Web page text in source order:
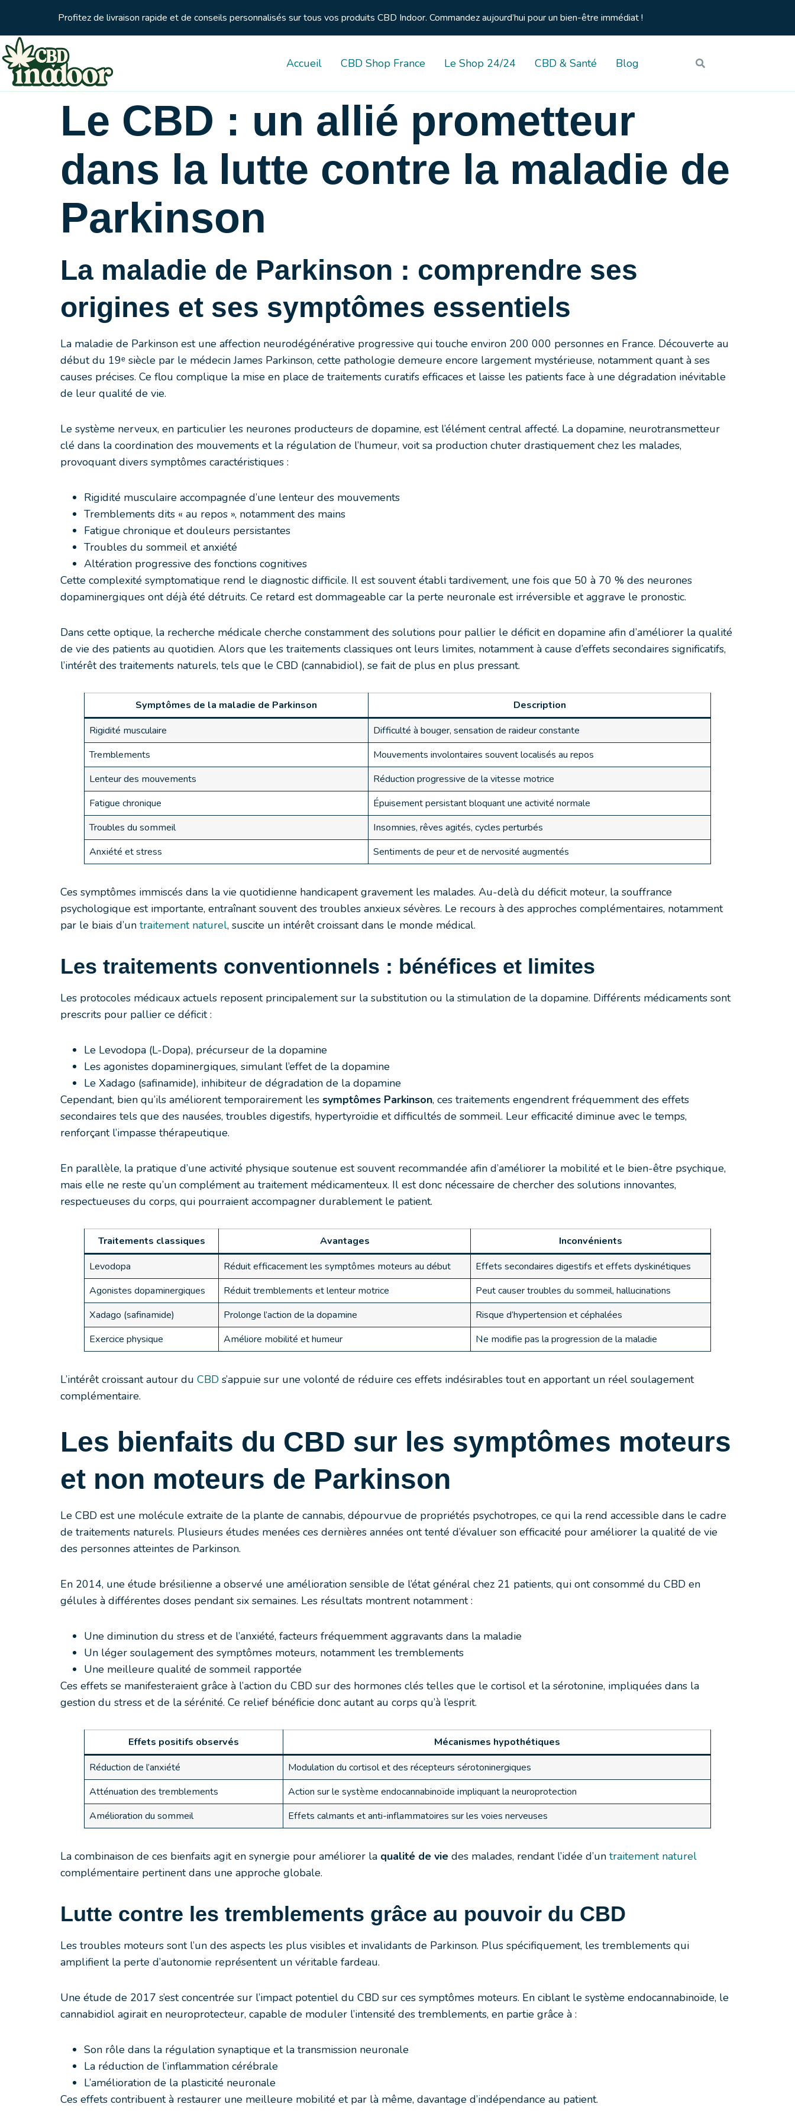
Profitez de livraison rapide et de conseils personnalisés sur tous vos produits CBD Indoor. Commandez aujourd’hui pour un bien-être immédiat !
Accueil CBD Shop France Le Shop 24/24 CBD & Santé Blog
Le CBD : un allié prometteur
dans la lutte contre la maladie de
Parkinson
La maladie de Parkinson : comprendre ses
origines et ses symptômes essentiels
La maladie de Parkinson est une affection neurodégénérative progressive qui touche environ 200 000 personnes en France. Découverte au
début du 19ᵉ siècle par le médecin James Parkinson, cette pathologie demeure encore largement mystérieuse, notamment quant à ses
causes précises. Ce flou complique la mise en place de traitements curatifs efficaces et laisse les patients face à une dégradation inévitable
de leur qualité de vie.
Le système nerveux, en particulier les neurones producteurs de dopamine, est l’élément central affecté. La dopamine, neurotransmetteur
clé dans la coordination des mouvements et la régulation de l’humeur, voit sa production chuter drastiquement chez les malades,
provoquant divers symptômes caractéristiques :
Rigidité musculaire accompagnée d’une lenteur des mouvements
Tremblements dits « au repos », notamment des mains
Fatigue chronique et douleurs persistantes
Troubles du sommeil et anxiété
Altération progressive des fonctions cognitives
Cette complexité symptomatique rend le diagnostic difficile. Il est souvent établi tardivement, une fois que 50 à 70 % des neurones
dopaminergiques ont déjà été détruits. Ce retard est dommageable car la perte neuronale est irréversible et aggrave le pronostic.
Dans cette optique, la recherche médicale cherche constamment des solutions pour pallier le déficit en dopamine afin d’améliorer la qualité
de vie des patients au quotidien. Alors que les traitements classiques ont leurs limites, notamment à cause d’effets secondaires significatifs,
l’intérêt des traitements naturels, tels que le CBD (cannabidiol), se fait de plus en plus pressant.
Symptômes de la maladie de Parkinson
Description
Rigidité musculaire
Difficulté à bouger, sensation de raideur constante
Tremblements
Mouvements involontaires souvent localisés au repos
Lenteur des mouvements
Réduction progressive de la vitesse motrice
Fatigue chronique
Épuisement persistant bloquant une activité normale
Troubles du sommeil
Insomnies, rêves agités, cycles perturbés
Anxiété et stress
Sentiments de peur et de nervosité augmentés
Ces symptômes immiscés dans la vie quotidienne handicapent gravement les malades. Au-delà du déficit moteur, la souffrance
psychologique est importante, entraînant souvent des troubles anxieux sévères. Le recours à des approches complémentaires, notamment
par le biais d’un traitement naturel, suscite un intérêt croissant dans le monde médical.
Les traitements conventionnels : bénéfices et limites
Les protocoles médicaux actuels reposent principalement sur la substitution ou la stimulation de la dopamine. Différents médicaments sont
prescrits pour pallier ce déficit :
Le Levodopa (L-Dopa), précurseur de la dopamine
Les agonistes dopaminergiques, simulant l’effet de la dopamine
Le Xadago (safinamide), inhibiteur de dégradation de la dopamine
Cependant, bien qu’ils améliorent temporairement les symptômes Parkinson, ces traitements engendrent fréquemment des effets
secondaires tels que des nausées, troubles digestifs, hypertyroïdie et difficultés de sommeil. Leur efficacité diminue avec le temps,
renforçant l’impasse thérapeutique.
En parallèle, la pratique d’une activité physique soutenue est souvent recommandée afin d’améliorer la mobilité et le bien-être psychique,
mais elle ne reste qu’un complément au traitement médicamenteux. Il est donc nécessaire de chercher des solutions innovantes,
respectueuses du corps, qui pourraient accompagner durablement le patient.
Traitements classiques Avantages
Inconvénients
Levodopa
Réduit efficacement les symptômes moteurs au début
Effets secondaires digestifs et effets dyskinétiques
Agonistes dopaminergiques
Réduit tremblements et lenteur motrice
Peut causer troubles du sommeil, hallucinations
Xadago (safinamide)
Prolonge l’action de la dopamine
Risque d’hypertension et céphalées
Exercice physique
Améliore mobilité et humeur Ne modifie pas la progression de la maladie
L’intérêt croissant autour du CBD s’appuie sur une volonté de réduire ces effets indésirables tout en apportant un réel soulagement
complémentaire.
Les bienfaits du CBD sur les symptômes moteurs
et non moteurs de Parkinson
Le CBD est une molécule extraite de la plante de cannabis, dépourvue de propriétés psychotropes, ce qui la rend accessible dans le cadre
de traitements naturels. Plusieurs études menées ces dernières années ont tenté d’évaluer son efficacité pour améliorer la qualité de vie
des personnes atteintes de Parkinson.
En 2014, une étude brésilienne a observé une amélioration sensible de l’état général chez 21 patients, qui ont consommé du CBD en
gélules à différentes doses pendant six semaines. Les résultats montrent notamment :
Une diminution du stress et de l’anxiété, facteurs fréquemment aggravants dans la maladie
Un léger soulagement des symptômes moteurs, notamment les tremblements
Une meilleure qualité de sommeil rapportée
Ces effets se manifesteraient grâce à l’action du CBD sur des hormones clés telles que le cortisol et la sérotonine, impliquées dans la
gestion du stress et de la sérénité. Ce relief bénéficie donc autant au corps qu’à l’esprit.
Effets positifs observés
Mécanismes hypothétiques
Réduction de l’anxiété
Modulation du cortisol et des récepteurs sérotoninergiques
Atténuation des tremblements
Action sur le système endocannabinoïde impliquant la neuroprotection
Amélioration du sommeil
Effets calmants et anti-inflammatoires sur les voies nerveuses
La combinaison de ces bienfaits agit en synergie pour améliorer la qualité de vie des malades, rendant l’idée d’un traitement naturel
complémentaire pertinent dans une approche globale.
Lutte contre les tremblements grâce au pouvoir du CBD
Les troubles moteurs sont l’un des aspects les plus visibles et invalidants de Parkinson. Plus spécifiquement, les tremblements qui
amplifient la perte d’autonomie représentent un véritable fardeau.
Une étude de 2017 s’est concentrée sur l’impact potentiel du CBD sur ces symptômes moteurs. En ciblant le système endocannabinoïde, le
cannabidiol agirait en neuroprotecteur, capable de moduler l’intensité des tremblements, en partie grâce à :
Son rôle dans la régulation synaptique et la transmission neuronale
La réduction de l’inflammation cérébrale
L’amélioration de la plasticité neuronale
Ces effets contribuent à restaurer une meilleure mobilité et par là même, davantage d’indépendance au patient.